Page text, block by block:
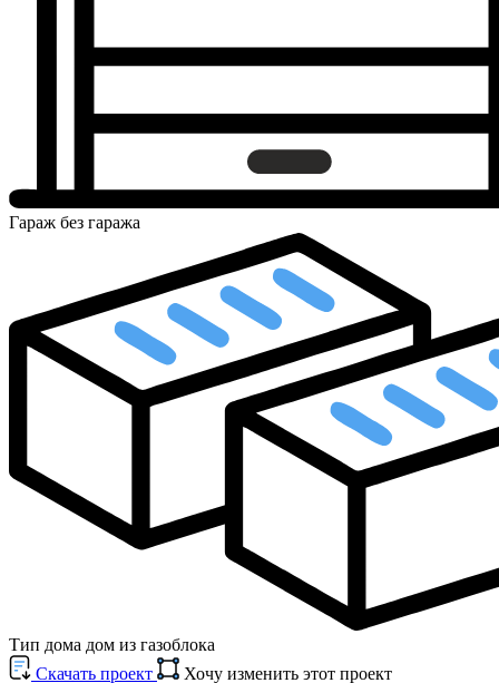
Гараж без гаража
Тип дома дом из газоблока
Cкачать проект
Хочу изменить этот проект